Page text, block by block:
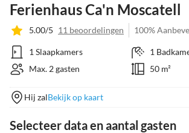
Ferienhaus Ca'n Moscatell
5.00/5 11 beoordelingen 100%
1 Slaapkamers
1
Max. 2 gasten
50 m²
Hij zalBekijk op kaart
Selecteer data en aantal gasten